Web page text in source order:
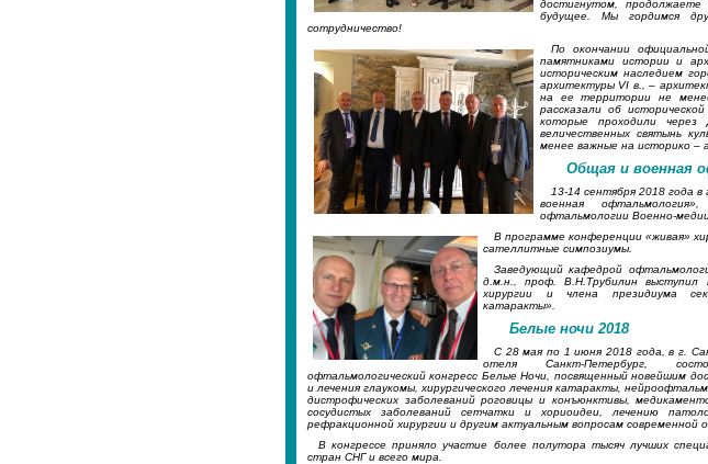
достигнутом, продолжаете
будущее. Мы гордимся
сотрудничество!
По окончании
памятниками истории и
историческим наследием
архитектуры VI в., –
на ее территории не
рассказали об
которые проходили через
величественных святынь
менее важные на историко –
Общая и военная
13-14 сентября 2018 года
военная
офтальмологии Военно-
В программе конференции «живая»
сателлитные симпозиумы.
Заведующий кафедрой
д.м.н., проф. В.Н.Трубилин выступил
хирургии и члена президиума
катаракты».
Белые ночи 2018
С 28 мая по 1 июня 2018 года, в г.
отеля Санкт-Петербург,
офтальмологический конгресс Белые Ночи, посвященный новейшим
и лечения глаукомы, хирургического лечения катаракты,
дистрофических заболеваний роговицы и конъюнктивы,
сосудистых заболеваний сетчатки и хориоидеи, лечению
рефракционной хирургии и другим актуальным вопросам современной
В конгрессе приняло участие более полутора тысяч лучших
стран СНГ и всего мира.